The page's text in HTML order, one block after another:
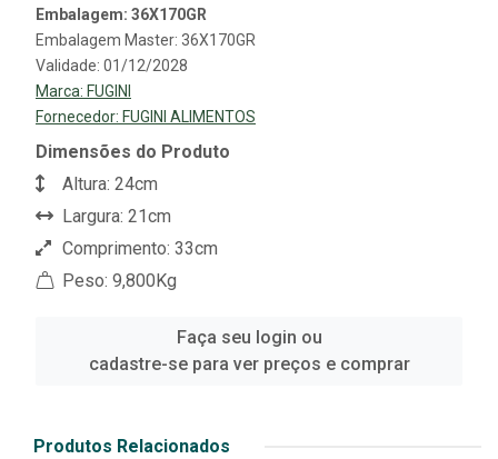
Embalagem: 36X170GR
Embalagem Master: 36X170GR
Validade: 01/12/2028
Marca: FUGINI
Fornecedor: FUGINI ALIMENTOS
Dimensões do Produto
Altura: 24cm
Largura: 21cm
Comprimento: 33cm
Peso: 9,800Kg
Faça seu login ou
cadastre-se para ver preços e comprar
Produtos Relacionados